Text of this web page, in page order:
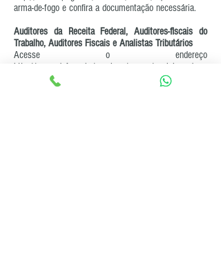
arma-de-fogo e confira a documentação necessária.
Auditores da Receita Federal, Auditores-fiscais do
Trabalho, Auditores Fiscais e Analistas Tributários
Acesse o endereço
http://www.dpf.gov.br/servicos/armas/aquisicao-de-
arma-de-fogo
e confira a documentação necessária.